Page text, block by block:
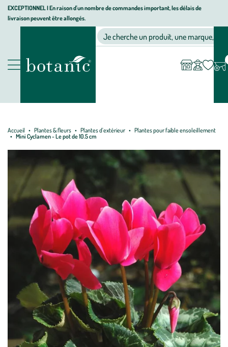
Aller
Aller
au
Aller
au
page
EXCEPTIONNEL I En raison d'un nombre de commandes important, les délais de
livraison peuvent être allongés.
Nos produits
Jardinerie écologique, animalerie, décoration, alimentation bio
Je cherche un produit, une marque, un
compte
Accueil Plantes & fleurs Plantes d'extérieur
Plantes pour faible ensoleillement
Mini Cyclamen - Le pot de 10.5 cm